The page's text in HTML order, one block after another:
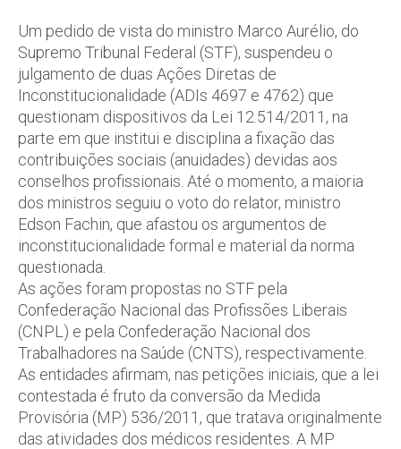
Um pedido de vista do ministro Marco Aurélio, do
Supremo Tribunal Federal (STF), suspendeu o
julgamento de duas Ações Diretas de
Inconstitucionalidade (ADIs 4697 e 4762) que
questionam dispositivos da Lei 12.514/2011, na
parte em que institui e disciplina a fixação das
contribuições sociais (anuidades) devidas aos
conselhos profissionais. Até o momento, a maioria
dos ministros seguiu o voto do relator, ministro
Edson Fachin, que afastou os argumentos de
inconstitucionalidade formal e material da norma
questionada.
As ações foram propostas no STF pela
Confederação Nacional das Profissões Liberais
(CNPL) e pela Confederação Nacional dos
Trabalhadores na Saúde (CNTS), respectivamente.
As entidades afirmam, nas petições iniciais, que a lei
contestada é fruto da conversão da Medida
Provisória (MP) 536/2011, que tratava originalmente
das atividades dos médicos residentes. A MP